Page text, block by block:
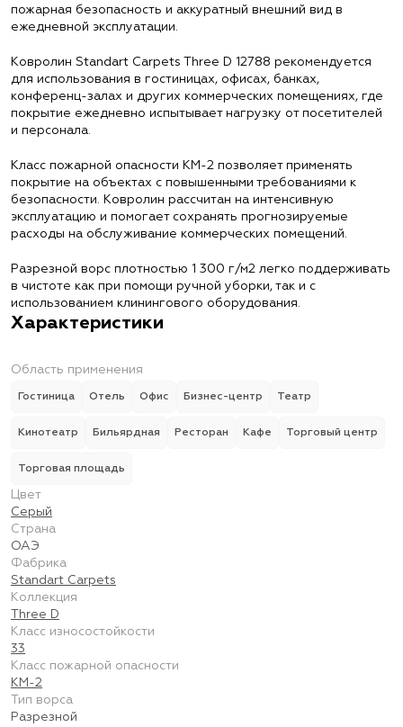
пожарная безопасность и аккуратный внешний вид в
ежедневной эксплуатации.
Ковролин Standart Carpets Three D 12788 рекомендуется
для использования в гостиницах, офисах, банках,
конференц-залах и других коммерческих помещениях, где
покрытие ежедневно испытывает нагрузку от посетителей
и персонала.
Класс пожарной опасности КМ-2 позволяет применять
покрытие на объектах с повышенными требованиями к
безопасности. Ковролин рассчитан на интенсивную
эксплуатацию и помогает сохранять прогнозируемые
расходы на обслуживание коммерческих помещений.
Разрезной ворс плотностью 1 300 г/м2 легко поддерживать
в чистоте как при помощи ручной уборки, так и с
использованием клинингового оборудования.
Характеристики
Область применения
Гостиница Отель Офис Бизнес-центр Театр
Кинотеатр Бильярдная Ресторан Кафе Торговый центр
Торговая площадь
Цвет
Серый
Страна
ОАЭ
Фабрика
Standart Carpets
Коллекция
Three D
Класс износостойкости
33
Класс пожарной опасности
КМ-2
Тип ворса
Разрезной